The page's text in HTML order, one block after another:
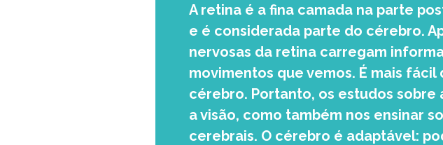
A retina é a fina camada na parte
e é considerada parte do cérebro.
nervosas da retina carregam
movimentos que vemos. É mais
cérebro. Portanto, os estudos
a visão, como também nos ensinar
cerebrais. O cérebro é adaptável: